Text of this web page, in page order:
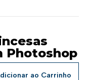
Photoshop
ao Carrinho